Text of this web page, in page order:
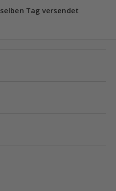
selben Tag versendet